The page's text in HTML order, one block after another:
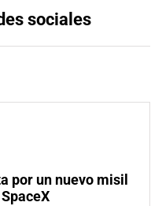
sociales
por un nuevo misil